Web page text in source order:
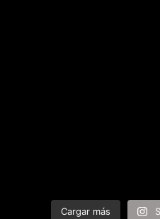
Cargar más